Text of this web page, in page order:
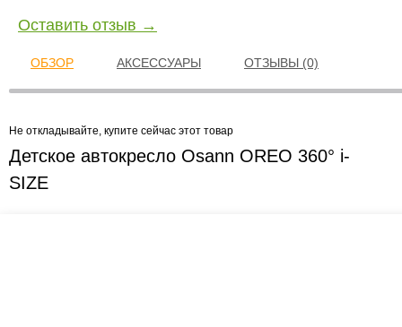
Оставить отзыв →
ОБЗОР АКСЕССУАРЫ ОТЗЫВЫ (0)
Не откладывайте, купите сейчас этот товар
Детское автокресло Osann OREO 360° i-
SIZE